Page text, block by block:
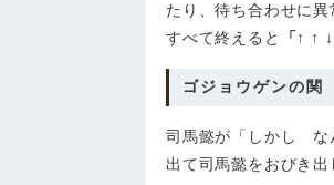
たり、待ち合わせに
すべて終えると
「↑ ↑
ゴジョウゲンの関
司馬懿が「しかし な
出て司馬懿をおびき出